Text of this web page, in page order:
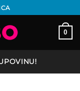
0